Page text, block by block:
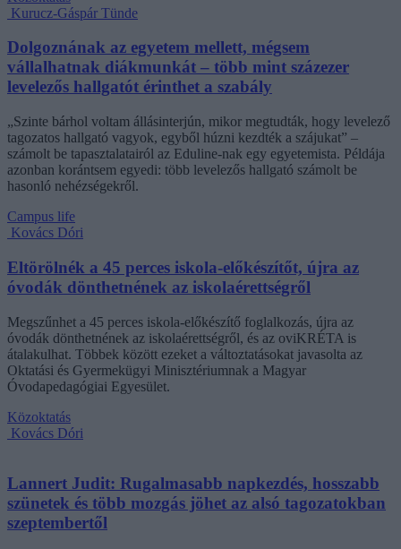
Kurucz-Gáspár Tünde
Dolgoznának az egyetem mellett, mégsem
vállalhatnak diákmunkát – több mint százezer
levelezős hallgatót érinthet a szabály
„Szinte bárhol voltam állásinterjún, mikor megtudták, hogy levelező
tagozatos hallgató vagyok, egyből húzni kezdték a szájukat” –
számolt be tapasztalatairól az Eduline-nak egy egyetemista. Példája
azonban korántsem egyedi: több levelezős hallgató számolt be
hasonló nehézségekről.
Campus life
Kovács Dóri
Eltörölnék a 45 perces iskola-előkészítőt, újra az
óvodák dönthetnének az iskolaérettségről
Megszűnhet a 45 perces iskola-előkészítő foglalkozás, újra az
óvodák dönthetnének az iskolaérettségről, és az oviKRÉTA is
átalakulhat. Többek között ezeket a változtatásokat javasolta az
Oktatási és Gyermekügyi Minisztériumnak a Magyar
Óvodapedagógiai Egyesület.
Közoktatás
Kovács Dóri
Lannert Judit: Rugalmasabb napkezdés, hosszabb
szünetek és több mozgás jöhet az alsó tagozatokban
szeptembertől